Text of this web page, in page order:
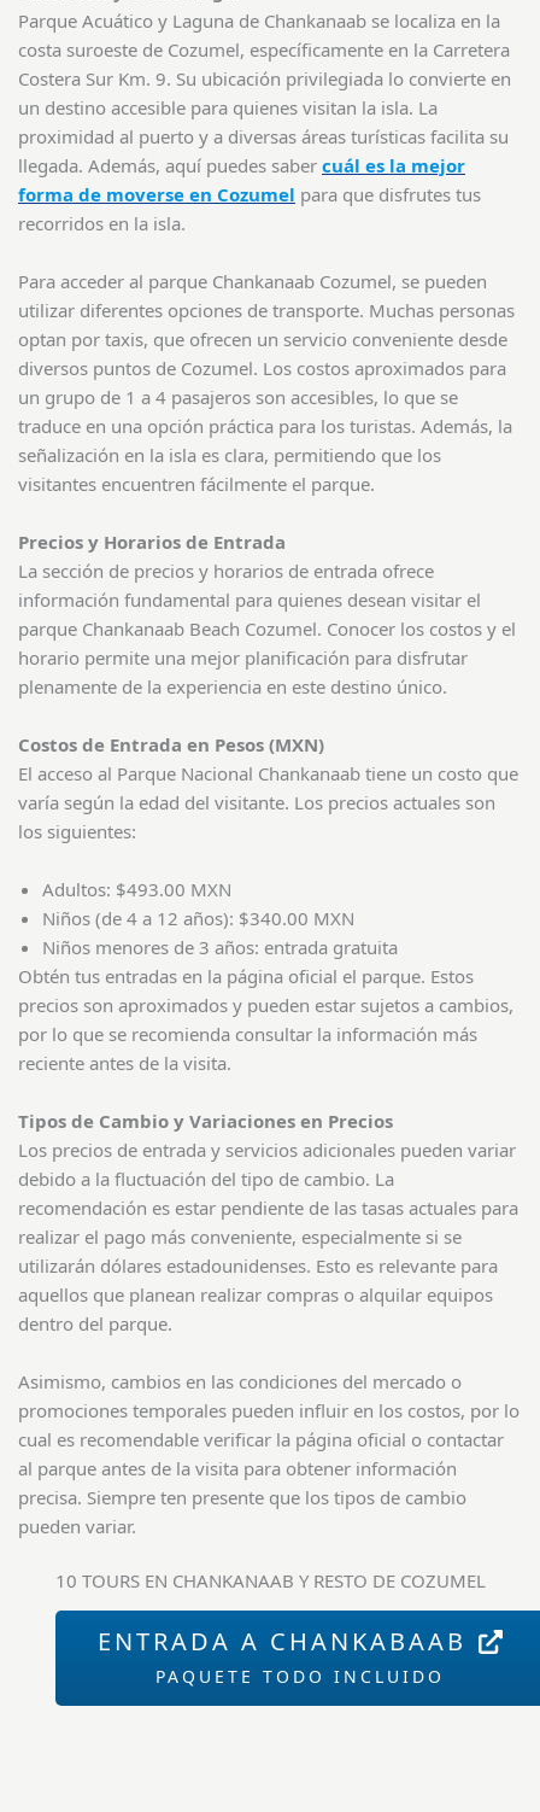
Parque Acuático y Laguna de Chankanaab se localiza en la
costa suroeste de Cozumel, específicamente en la Carretera
Costera Sur Km. 9. Su ubicación privilegiada lo convierte en
un destino accesible para quienes visitan la isla. La
proximidad al puerto y a diversas áreas turísticas facilita su
llegada. Además, aquí puedes saber cuál es la mejor
forma de moverse en Cozumel para que disfrutes tus
recorridos en la isla.
Para acceder al parque Chankanaab Cozumel, se pueden
utilizar diferentes opciones de transporte. Muchas personas
optan por taxis, que ofrecen un servicio conveniente desde
diversos puntos de Cozumel. Los costos aproximados para
un grupo de 1 a 4 pasajeros son accesibles, lo que se
traduce en una opción práctica para los turistas. Además, la
señalización en la isla es clara, permitiendo que los
visitantes encuentren fácilmente el parque.
Precios y Horarios de Entrada
La sección de precios y horarios de entrada ofrece
información fundamental para quienes desean visitar el
parque Chankanaab Beach Cozumel. Conocer los costos y el
horario permite una mejor planificación para disfrutar
plenamente de la experiencia en este destino único.
Costos de Entrada en Pesos (MXN)
El acceso al Parque Nacional Chankanaab tiene un costo que
varía según la edad del visitante. Los precios actuales son
los siguientes:
Adultos: $493.00 MXN
Niños (de 4 a 12 años): $340.00 MXN
Niños menores de 3 años: entrada gratuita
Obtén tus entradas en la página oficial el parque. Estos
precios son aproximados y pueden estar sujetos a cambios,
por lo que se recomienda consultar la información más
reciente antes de la visita.
Tipos de Cambio y Variaciones en Precios
Los precios de entrada y servicios adicionales pueden variar
debido a la fluctuación del tipo de cambio. La
recomendación es estar pendiente de las tasas actuales para
realizar el pago más conveniente, especialmente si se
utilizarán dólares estadounidenses. Esto es relevante para
aquellos que planean realizar compras o alquilar equipos
dentro del parque.
Asimismo, cambios en las condiciones del mercado o
promociones temporales pueden influir en los costos, por lo
cual es recomendable verificar la página oficial o contactar
al parque antes de la visita para obtener información
precisa. Siempre ten presente que los tipos de cambio
pueden variar.
10 TOURS EN CHANKANAAB Y RESTO DE COZUMEL
ENTRADA A CHANKABAAB
PAQUETE TODO INCLUIDO